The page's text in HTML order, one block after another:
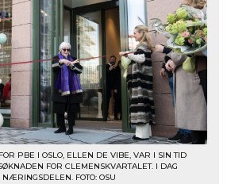
PBE I OSLO, ELLEN DE VIBE, VAR I SIN TID
FOR CLEMENSKVARTALET. I DAG
FOTO: OSU